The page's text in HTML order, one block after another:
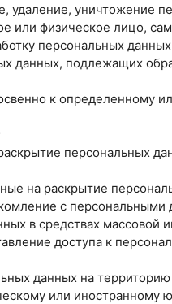
удаление, уничтожение
или физическое лицо,
персональных
данных, подлежащих
к определенному
персональных
на раскрытие
с персональными
в средствах массовой
доступа к
данных на
или иностранному